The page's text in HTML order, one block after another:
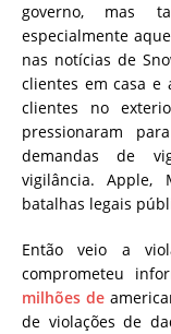
governo, mas
especialmente
nas notícias de
clientes em casa e
clientes no
pressionaram
demandas de
vigilância. Apple,
batalhas legais
Então veio a
comprometeu
milhões de
de violações de